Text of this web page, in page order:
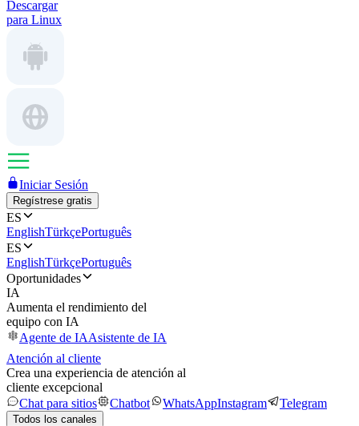
Descargar
para Linux
Iniciar Sesión
Regístrese gratis
ES
EnglishTürkçePortuguês
ES
EnglishTürkçePortuguês
Oportunidades
IA
Aumenta el rendimiento del
equipo con IA
Agente de IAAsistente de IA
Atención al cliente
Crea una experiencia de atención al
cliente excepcional
Chat para sitios
Chatbot WhatsAppInstagram Telegram
Todos los canales